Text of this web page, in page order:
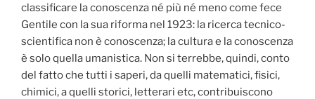
classificare la conoscenza né più né meno come fece
Gentile con la sua riforma nel 1923: la ricerca tecnico-
scientifica non è conoscenza; la cultura e la conoscenza
è solo quella umanistica. Non si terrebbe, quindi, conto
del fatto che tutti i saperi, da quelli matematici, fisici,
chimici, a quelli storici, letterari etc, contribuiscono